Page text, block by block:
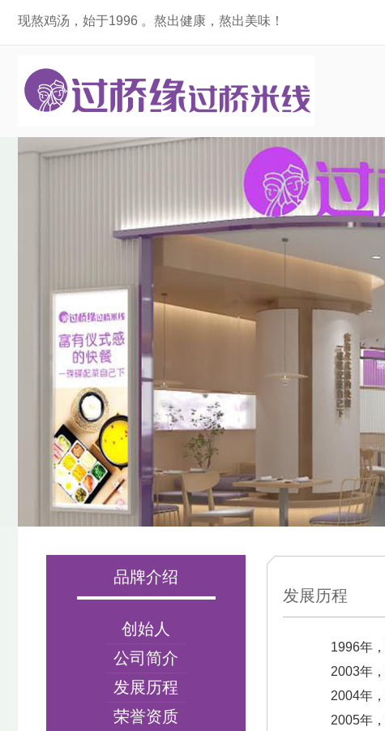
现熬鸡汤，始于1996 。熬出健康，熬出美味！
品牌介绍
创始人
公司简介
发展历程
荣誉资质
发展历程
1996年
2003年
2004年
2005年